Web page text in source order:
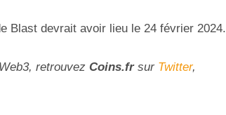
Blast devrait avoir lieu le 24 février 2024.
retrouvez Coins.fr sur Twitter,